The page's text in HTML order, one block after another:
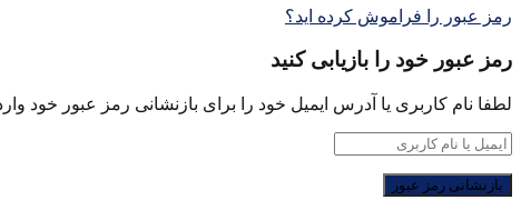
رمز عبور را فراموش کرده اید؟
رمز عبور خود را بازیابی کنید
لطفا نام کاربری یا آدرس ایمیل خود را برای بازنشانی رمز عبور خود